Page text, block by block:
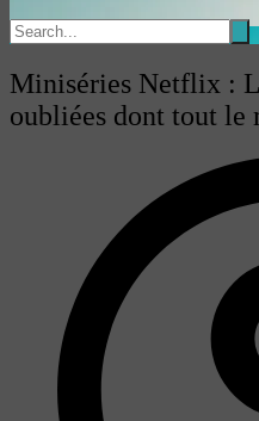
Miniséries Netflix :
oubliées dont tout le